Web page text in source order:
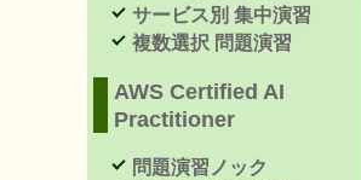
サービス別 集中演習
複数選択 問題演習
AWS Certified AI
Practitioner
問題演習ノック